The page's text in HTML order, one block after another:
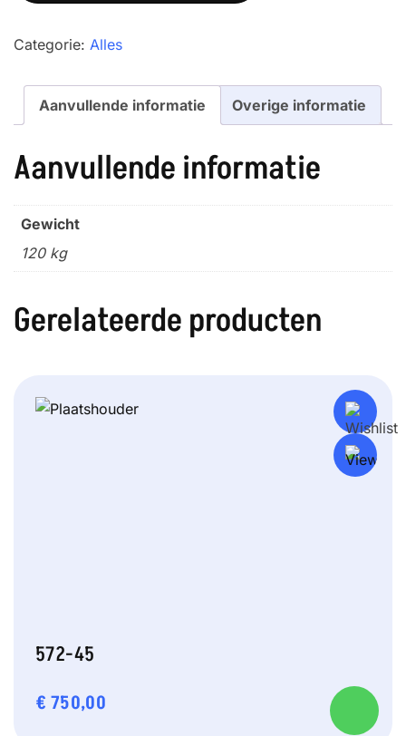
Categorie: Alles
Aanvullende informatie Overige informatie
Aanvullende informatie
Gewicht
120 kg
Gerelateerde producten
572-45
€ 750,00